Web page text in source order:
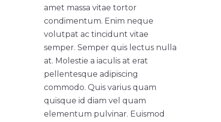
amet massa vitae tortor
condimentum. Enim neque
volutpat ac tincidunt vitae
semper. Semper quis lectus nulla
at. Molestie a iaculis at erat
pellentesque adipiscing
commodo. Quis varius quam
quisque id diam vel quam
elementum pulvinar. Euismod